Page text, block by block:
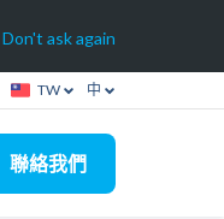
Don't ask again
TW 中
聯絡我們